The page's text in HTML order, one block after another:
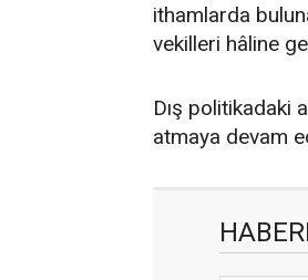
ithamlarda
vekilleri hâline
Dış politikadaki
atmaya devam